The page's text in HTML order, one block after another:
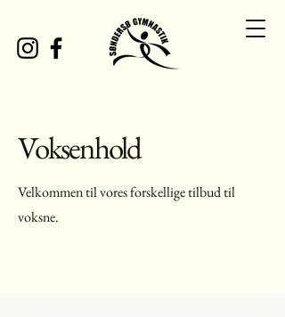
Voksenhold
Velkommen til vores forskellige tilbud til
voksne.